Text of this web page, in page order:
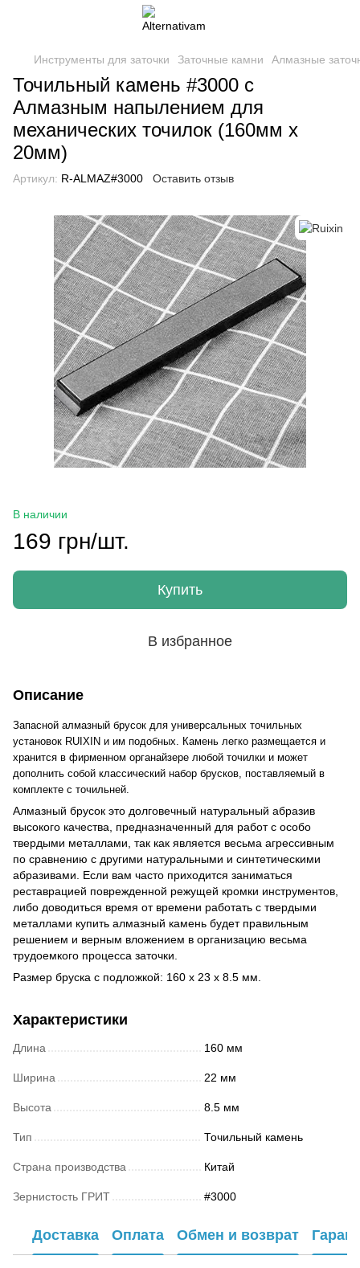
Инструменты для заточки Заточные камни Алмазные
Точильный камень #3000 с
Алмазным напылением для
механических точилок (160мм х
20мм)
Артикул: R-ALMAZ#3000 Оставить отзыв
В наличии
169 грн/шт.
Купить
В избранное
Описание
Запасной алмазный брусок для универсальных точильных
установок RUIXIN и им подобных. Камень легко размещается и
хранится в фирменном органайзере любой точилки и может
дополнить собой классический набор брусков, поставляемый в
комплекте с точильней.
Алмазный брусок это долговечный натуральный абразив
высокого качества, предназначенный для работ с особо
твердыми металлами, так как является весьма агрессивным
по сравнению с другими натуральными и синтетическими
абразивами. Если вам часто приходится заниматься
реставрацией поврежденной режущей кромки инструментов,
либо доводиться время от времени работать с твердыми
металлами купить алмазный камень будет правильным
решением и верным вложением в организацию весьма
трудоемкого процесса заточки.
Размер бруска с подложкой: 160 х 23 х 8.5 мм.
Характеристики
Длина 160 мм
Ширина 22 мм
Высота 8.5 мм
Тип Точильный камень
Страна производства Китай
Зернистость ГРИТ #3000
Доставка Оплата Обмен и возврат